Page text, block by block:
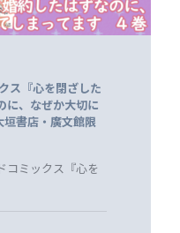
ス『心を閉ざした
に、なぜか大切に
書店・廣文館限
ミックス『心を